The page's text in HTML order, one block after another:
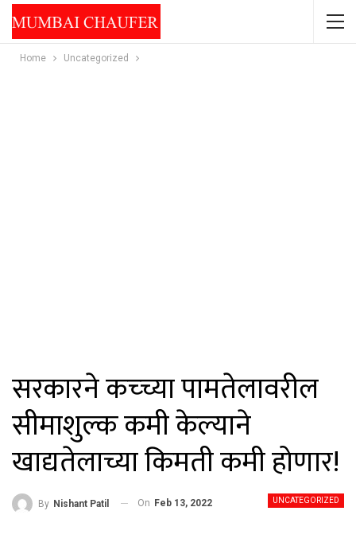
Home Uncategorized
सरकारने कच्च्या पामतेलावरील
सीमाशुल्क कमी केल्याने
खाद्यतेलाच्या किमती कमी होणार!
UNCATEGORIZED
By Nishant Patil On Feb 13, 2022